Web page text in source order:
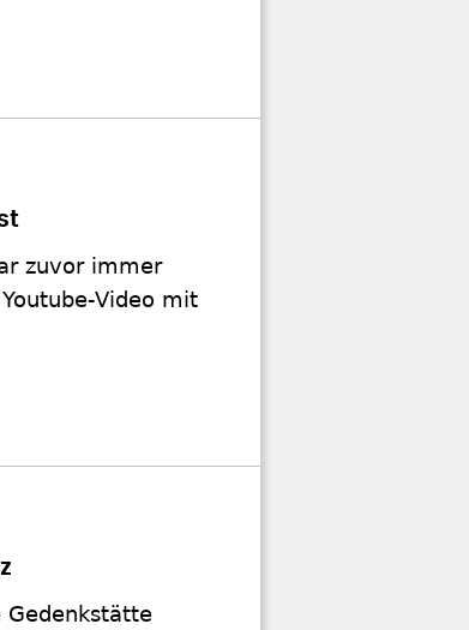
zuvor immer
Video mit
Gedenkstätte